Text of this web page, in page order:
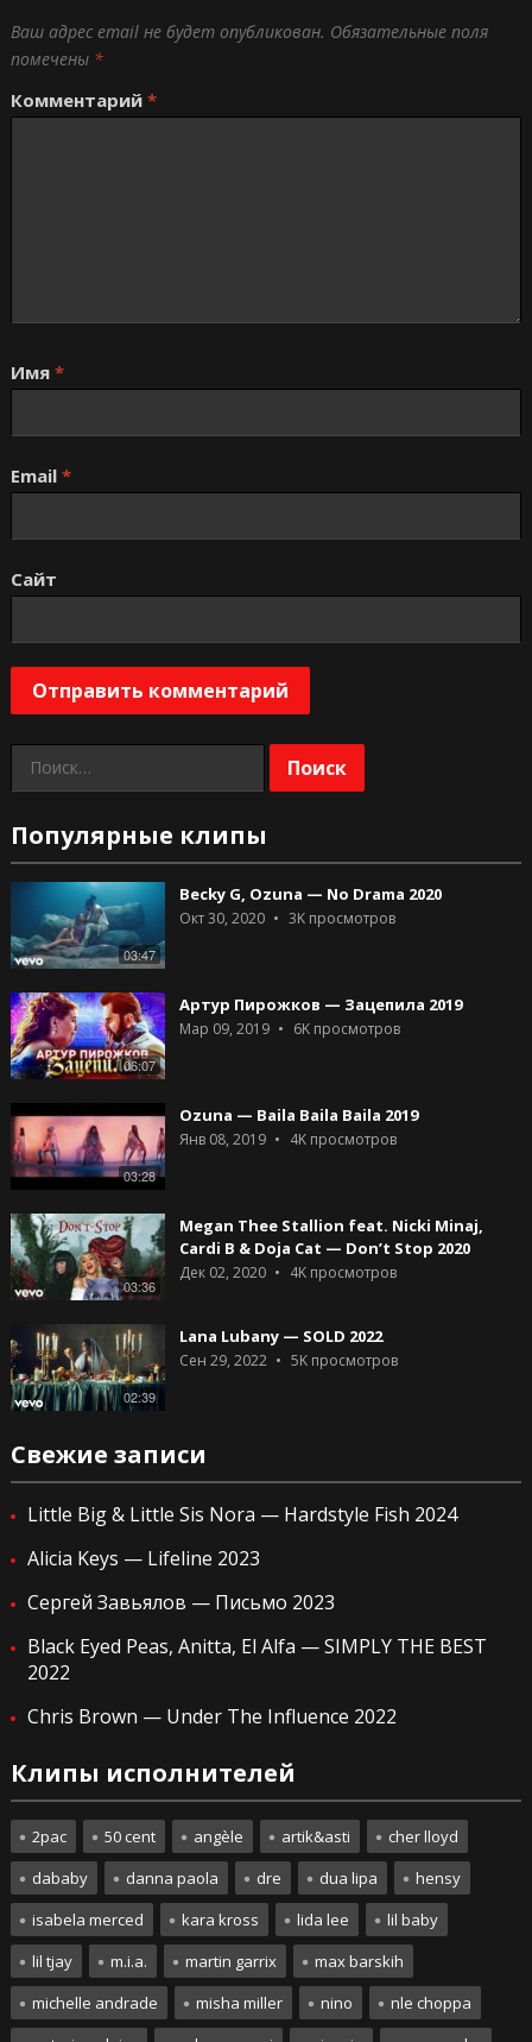
Ваш адрес email не будет опубликован. Обязательные поля
помечены *
Комментарий *
Имя *
Email *
Сайт
Найти:
Популярные клипы
03:47
Becky G, Ozuna — No Drama 2020
Окт 30, 2020 3Kпросмотров
06:07
Артур Пирожков — Зацепила 2019
Мар 09, 2019 6Kпросмотров
03:28
Ozuna — Baila Baila Baila 2019
Янв 08, 2019 4Kпросмотров
03:36
Megan Thee Stallion feat. Nicki Minaj,
Cardi B & Doja Cat — Don’t Stop 2020
Дек 02, 2020 4Kпросмотров
02:39
Lana Lubany — SOLD 2022
Сен 29, 2022 5Kпросмотров
Свежие записи
Little Big & Little Sis Nora — Hardstyle Fish 2024
Alicia Keys — Lifeline 2023
Сергей Завьялов — Письмо 2023
Black Eyed Peas, Anitta, El Alfa — SIMPLY THE BEST
2022
Chris Brown — Under The Influence 2022
Клипы исполнителей
2pac 50 cent angèle artik&asti
cher lloyd
dababy
danna paola dre dua lipa
hensy
isabela merced
kara kross lida lee
lil baby
lil tjay
m.i.a. martin garrix
max barskih
michelle andrade
misha miller nino
nle choppa